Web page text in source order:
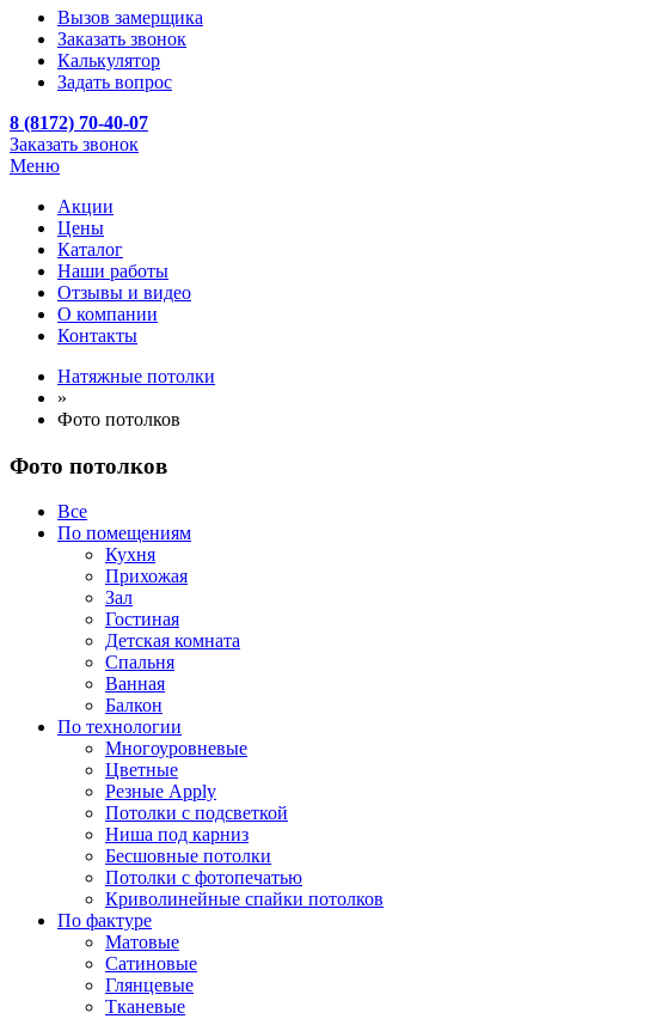
Вызов замерщика
Заказать звонок
Калькулятор
Задать вопрос
8 (8172) 70-40-07
Заказать звонок
Меню
Акции
Цены
Каталог
Наши работы
Отзывы и видео
О компании
Контакты
Натяжные потолки
»
Фото потолков
Фото потолков
Все
По помещениям
Кухня
Прихожая
Зал
Гостиная
Детская комната
Спальня
Ванная
Балкон
По технологии
Многоуровневые
Цветные
Резные Apply
Потолки с подсветкой
Ниша под карниз
Бесшовные потолки
Потолки с фотопечатью
Криволинейные спайки потолков
По фактуре
Матовые
Сатиновые
Глянцевые
Тканевые